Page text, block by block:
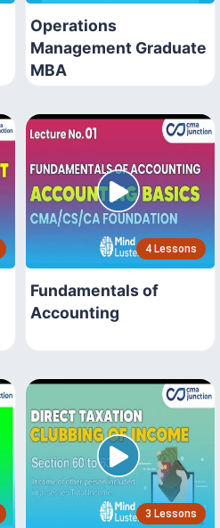
Operations
Management Graduate
MBA
4 Lessons
Fundamentals of
Accounting
3 Lessons